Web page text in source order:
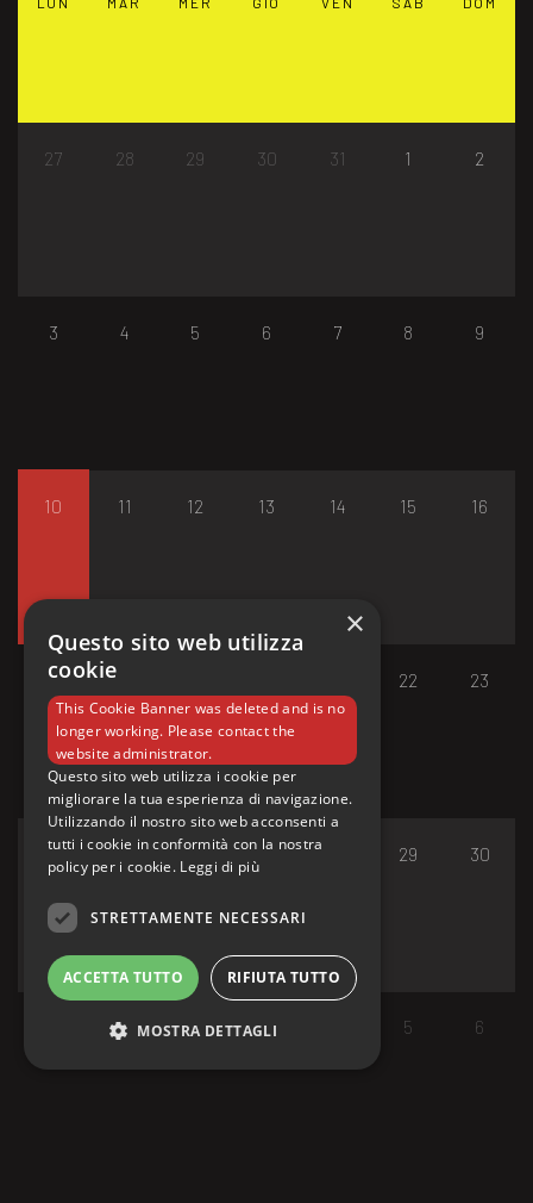
27 28 29 30 31 1 2
3 4 5 6 7 8 9
10 11 12 13 14 15 16
17 18 22 23
24 25 26 27 29 30
1 2 3 5 6
×
Questo sito web utilizza
cookie
This Cookie Banner was deleted and is no
longer working. Please contact the
website administrator.
Questo sito web utilizza i cookie per
migliorare la tua esperienza di navigazione.
Utilizzando il nostro sito web acconsenti a
tutti i cookie in conformità con la nostra
policy per i cookie. Leggi di più
STRETTAMENTE NECESSARI
ACCETTA TUTTO RIFIUTA TUTTO
MOSTRA DETTAGLI